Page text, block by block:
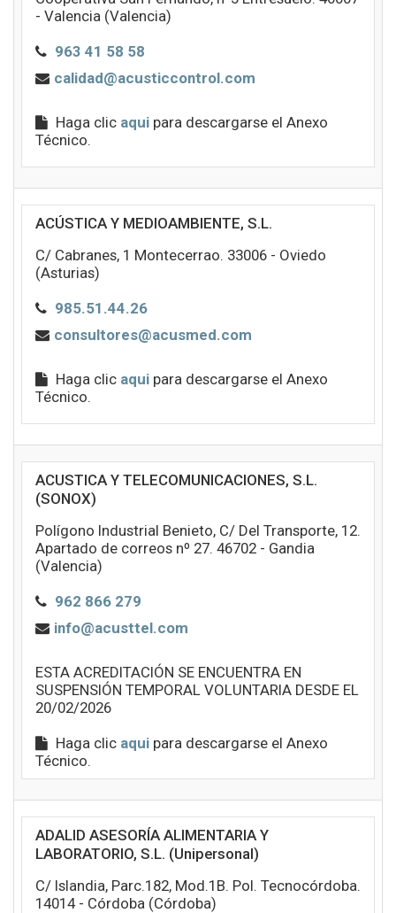
- Valencia (Valencia)
963 41 58 58
calidad@acusticcontrol.com
Haga clic aqui para descargarse el Anexo
Técnico.
ACÚSTICA Y MEDIOAMBIENTE, S.L.
C/ Cabranes, 1 Montecerrao. 33006 - Oviedo
(Asturias)
985.51.44.26
consultores@acusmed.com
Haga clic aqui para descargarse el Anexo
Técnico.
ACUSTICA Y TELECOMUNICACIONES, S.L.
(SONOX)
Polígono Industrial Benieto, C/ Del Transporte, 12.
Apartado de correos nº 27. 46702 - Gandia
(Valencia)
962 866 279
info@acusttel.com
ESTA ACREDITACIÓN SE ENCUENTRA EN
SUSPENSIÓN TEMPORAL VOLUNTARIA DESDE EL
20/02/2026
Haga clic aqui para descargarse el Anexo
Técnico.
ADALID ASESORÍA ALIMENTARIA Y
LABORATORIO, S.L. (Unipersonal)
C/ Islandia, Parc.182, Mod.1B. Pol. Tecnocórdoba.
14014 - Córdoba (Córdoba)